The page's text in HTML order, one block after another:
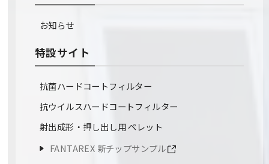
お知らせ
特設サイト
抗菌ハードコートフィルター
抗ウイルスハードコートフィルター
射出成形・押し出し用 ペレット
FANTAREX 新チップサンプル